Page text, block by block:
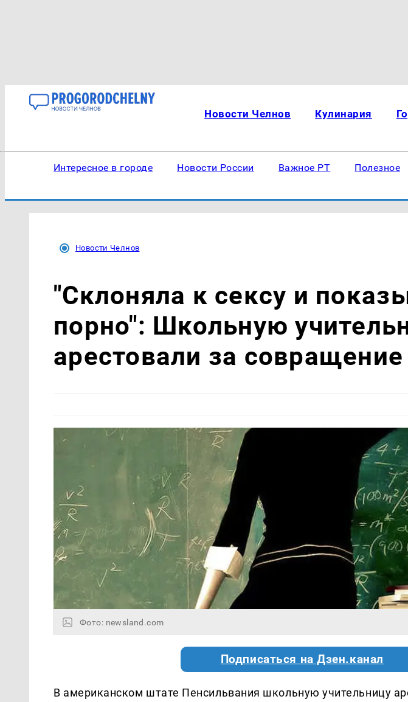
Новости Челнов Кулинария
Интересное в городе Новости России Важное РТ Полезное
Новости Челнов
"Склоняла к сексу и
порно": Школьную
арестовали за
Фото: newsland.com
Подписаться на Дзен.канал
В американском штате Пенсильвания школьную учительницу